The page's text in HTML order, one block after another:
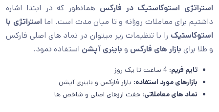
استراتژی استوکاستیک در فارکس همانطور که در ابتدا اشاره
داشتیم برای معاملات روزانه و تا میان مدت است. اما استراتژی با
استوکاستیک را با تنظیمات زیر میتوان در نماد های اصلی فارکس
و طلا برای بازار های فارکس و باینری آپشن استفاده نمود.
تایم فریم:
بازارهای مورد استفاده: بازار فارکس و باینری آپشن
نماد های معاملاتی: جفت ارزهای اصلی و شاخص ها